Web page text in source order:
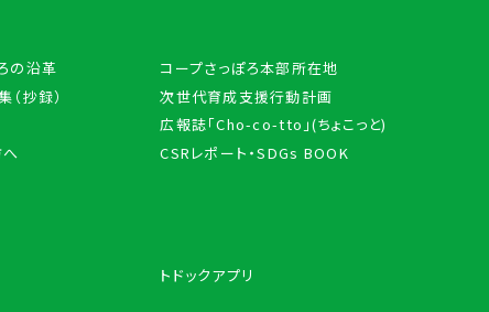
の沿革
コープさっぽろ本部所在地
（抄録）
次世代育成支援行動計画
広報誌「Cho-co-tto」(ちょこっと)
CSRレポート・SDGs BOOK
トドックアプリ